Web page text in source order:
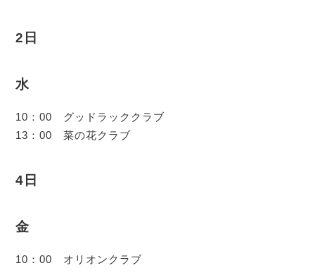
2日
水
10：00 グッドラッククラブ
13：00 菜の花クラブ
4日
金
10：00 オリオンクラブ